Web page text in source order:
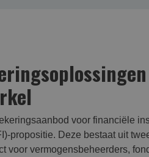
voor financiële
propositie. Deze bestaat uit
voor vermogensbeheerders,